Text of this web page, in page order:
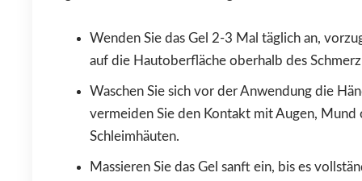
Wenden Sie das Gel 2-3 Mal täglich an,
auf die Hautoberfläche oberhalb des
Waschen Sie sich vor der Anwendung die
vermeiden Sie den Kontakt mit Augen, Mund
Schleimhäuten.
Massieren Sie das Gel sanft ein, bis es